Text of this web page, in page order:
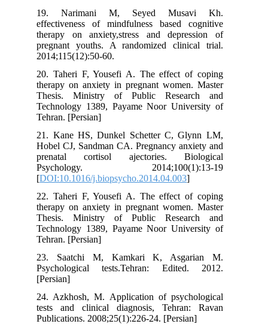
19. Narimani M, Seyed Musavi Kh.
effectiveness of mindfulness based cognitive
therapy on anxiety,stress and depression of
pregnant youths. A randomized clinical trial.
2014;115(12):50-60.
20. Taheri F, Yousefi A. The effect of coping
therapy on anxiety in pregnant women. Master
Thesis. Ministry of Public Research and
Technology 1389, Payame Noor University of
Tehran. [Persian]
21. Kane HS, Dunkel Schetter C, Glynn LM,
Hobel CJ, Sandman CA. Pregnancy anxiety and
prenatal cortisol ajectories. Biological
Psychology. 2014;100(1):13-19
[DOI:10.1016/j.biopsycho.2014.04.003
22. Taheri F, Yousefi A. The effect of coping
therapy on anxiety in pregnant women. Master
Thesis. Ministry of Public Research and
Technology 1389, Payame Noor University of
Tehran. [Persian]
23. Saatchi M, Kamkari K, Asgarian M.
Psychological tests.Tehran: Edited. 2012.
[Persian]
24. Azkhosh, M. Application of psychological
tests and clinical diagnosis, Tehran: Ravan
Publications. 2008;25(1):226-24. [Persian]